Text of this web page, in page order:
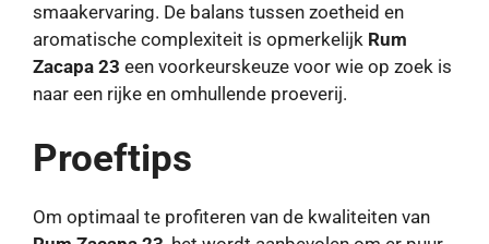
smaakervaring. De balans tussen zoetheid en
aromatische complexiteit is opmerkelijk Rum
Zacapa 23 een voorkeurskeuze voor wie op zoek is
naar een rijke en omhullende proeverij.
Proeftips
Om optimaal te profiteren van de kwaliteiten van